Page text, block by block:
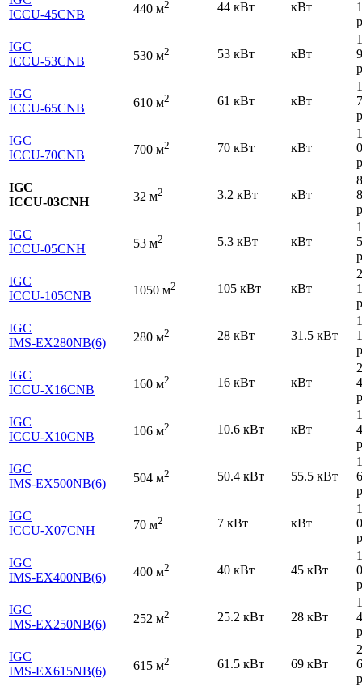
ICCU-45CNB
440 м2 44 кВт кВт
IGC
ICCU-53CNB
530 м2 53 кВт кВт
IGC
ICCU-65CNB
610 м2 61 кВт кВт
IGC
ICCU-70CNB
700 м2 70 кВт кВт
IGC
ICCU-03CNH
32 м2 3.2 кВт кВт
IGC
ICCU-05CNH
53 м2 5.3 кВт кВт
IGC
ICCU-105CNB
1050 м2 105 кВт кВт
IGC
IMS-EX280NB(6)
280 м2 28 кВт 31.5 кВт
IGC
ICCU-X16CNB
160 м2 16 кВт кВт
IGC
ICCU-X10CNB
106 м2 10.6 кВт кВт
IGC
IMS-EX500NB(6)
504 м2 50.4 кВт 55.5 кВт
IGC
ICCU-X07CNH
70 м2 7 кВт кВт
IGC
IMS-EX400NB(6)
400 м2 40 кВт 45 кВт
IGC
IMS-EX250NB(6)
252 м2 25.2 кВт 28 кВт
IGC
IMS-EX615NB(6)
615 м2 61.5 кВт 69 кВт